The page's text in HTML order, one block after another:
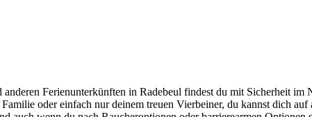
Ferienunterkünften in Radebeul findest du mit Sicherheit
oder einfach nur deinem treuen Vierbeiner, du kannst dich